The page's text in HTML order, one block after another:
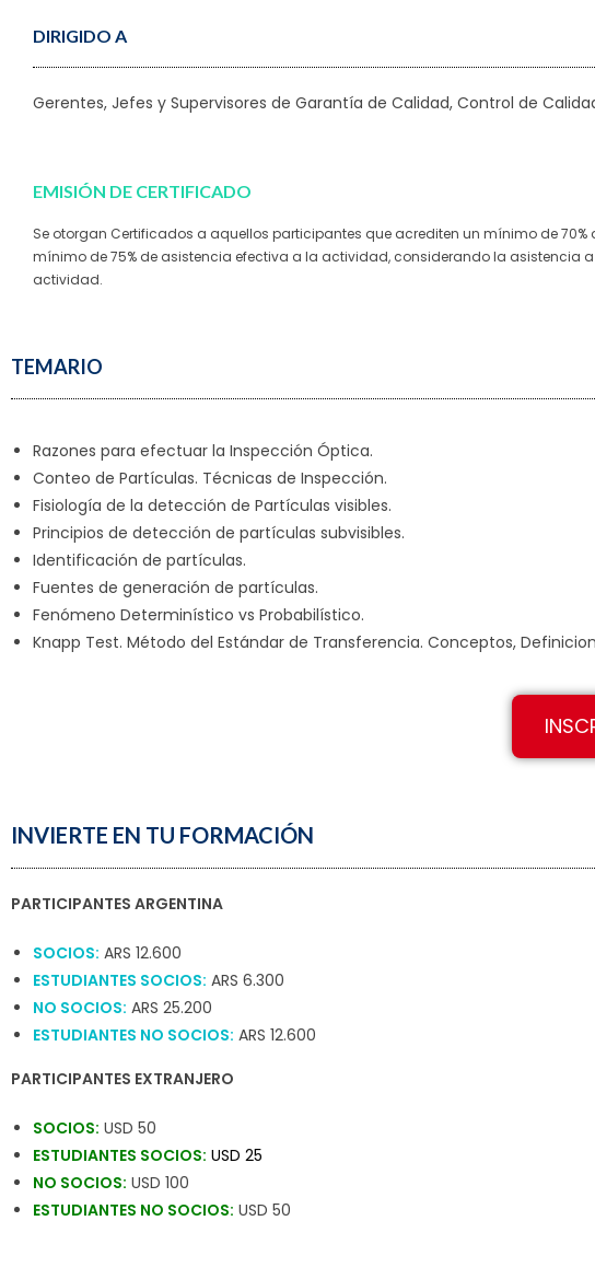
DIRIGIDO A
Gerentes, Jefes y Supervisores de Garantía de Calidad, Control de
EMISIÓN DE CERTIFICADO
Se otorgan Certificados a aquellos participantes que acrediten un mínimo de
mínimo de 75% de asistencia efectiva a la actividad, considerando la asistencia
actividad.
TEMARIO
Razones para efectuar la Inspección Óptica.
Conteo de Partículas. Técnicas de Inspección.
Fisiología de la detección de Partículas visibles.
Principios de detección de partículas subvisibles.
Identificación de partículas.
Fuentes de generación de partículas.
Fenómeno Determinístico vs Probabilístico.
Knapp Test. Método del Estándar de Transferencia. Conceptos,
INVIERTE EN TU FORMACIÓN
PARTICIPANTES ARGENTINA
SOCIOS: ARS 12.600
ESTUDIANTES SOCIOS: ARS 6.300
NO SOCIOS: ARS 25.200
ESTUDIANTES NO SOCIOS: ARS 12.600
PARTICIPANTES EXTRANJERO
SOCIOS: USD 50
ESTUDIANTES SOCIOS: USD 25
NO SOCIOS: USD 100
ESTUDIANTES NO SOCIOS: USD 50